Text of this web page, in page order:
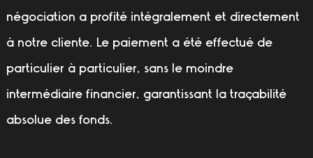
négociation a profité intégralement et directement
à notre cliente. Le paiement a été effectué de
particulier à particulier, sans le moindre
intermédiaire financier, garantissant la traçabilité
absolue des fonds.